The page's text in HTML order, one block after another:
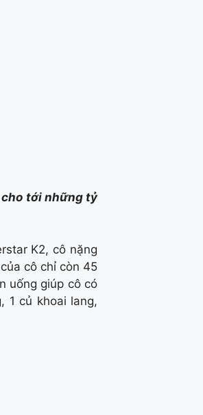
cho tới những tỷ
K2, cô nặng
cô chỉ còn 45
uống giúp cô có
1 củ khoai lang,